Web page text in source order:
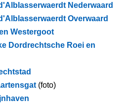
Nederwaard
Overwaard
Westergoot
Dordrechtsche Roei en
(foto)